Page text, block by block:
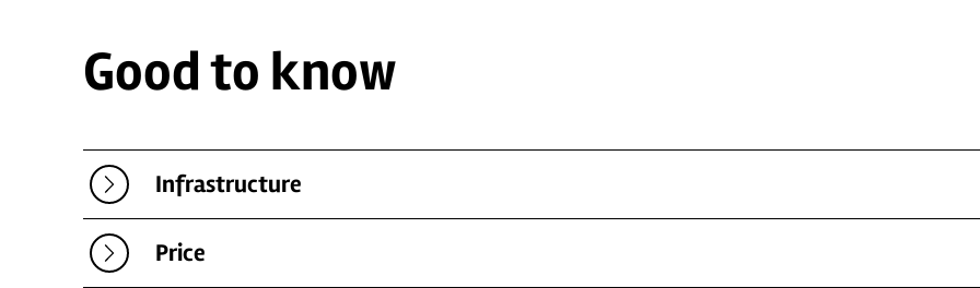
Good to know
Infrastructure
Price